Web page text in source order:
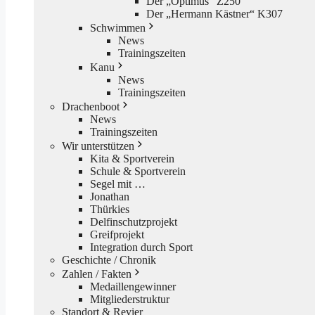
Der „Hermann Kästner“ K307
Schwimmen
News
Trainingszeiten
Kanu
News
Trainingszeiten
Drachenboot
News
Trainingszeiten
Wir unterstützen
Kita & Sportverein
Schule & Sportverein
Segel mit …
Jonathan
Thürkies
Delfinschutzprojekt
Greifprojekt
Integration durch Sport
Geschichte / Chronik
Zahlen / Fakten
Medaillengewinner
Mitgliederstruktur
Standort & Revier